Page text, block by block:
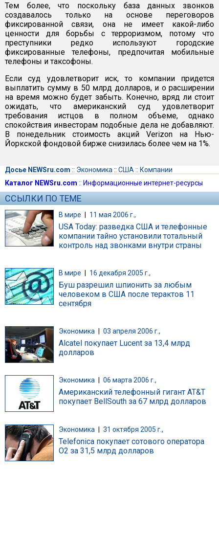
Тем более, что поскольку база данных звонков
создавалось только на основе переговоров
фиксированной связи, она не имеет какой-либо
ценности для борьбы с терроризмом, потому что
преступники редко используют городские
фиксированные телефоны, предпочитая мобильные
телефоны и таксофоны.
Если суд удовлетворит иск, то компании придется
выплатить сумму в 50 млрд долларов, и о расширении
на время можно будет забыть. Конечно, вряд ли стоит
ожидать, что американский суд удовлетворит
требования истцов в полном объеме, однако
спокойствия инвесторам подобные дела не добавляют.
В понедельник стоимость акций Verizon на Нью-
Йоркской фондовой бирже снизилась более чем на 1%.
Досье NEWSru.com :: Экономика :: США :: Компании
Каталог NEWSru.com :: Информационные интернет-ресурсы
ССЫЛКИ ПО ТЕМЕ
В мире | 11 мая 2006 г.,
USA Today: разведка США и телефонные
компании тайно установили тотальный
контроль над звонками внутри страны
В мире 16 декабря 2005 г.,
Буш разрешил шпионить за любым
человеком в США после терактов 11
сентября
Экономика 03 апреля 2006 г.,
Alcatel покупает Lucent за 13,4 млрд
долларов
Экономика 06 марта 2006 г.,
Американский телефонный гигант AT&T
покупает BellSouth за 67 млрд долларов
Экономика | 31 октября 2005 г.,
Telefonica покупает сотового оператора
O2 за 31,5 млрд долларов